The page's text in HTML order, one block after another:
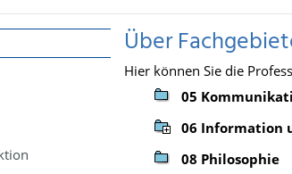
Über
Hier können Sie die
05
06 Information
08 Philosophie